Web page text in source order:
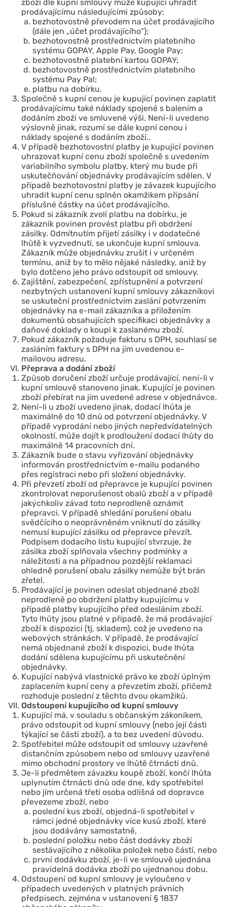
zboží dle kupní smlouvy může kupující uhradit
prodávajícímu následujícími způsoby:
bezhotovostně převodem na účet prodávajícího
(dále jen „účet prodávajícího“);
bezhotovostně prostřednictvím platebního
systému GOPAY, Apple Pay, Google Pay;
bezhotovostně platební kartou GOPAY;
bezhotovostně prostřednictvím platebního
systému Pay Pal;
platbu na dobírku.
Společně s kupní cenou je kupující povinen zaplatit
prodávajícímu také náklady spojené s balením a
dodáním zboží ve smluvené výši. Není-li uvedeno
výslovně jinak, rozumí se dále kupní cenou i
náklady spojené s dodáním zboží..
V případě bezhotovostní platby je kupující povinen
uhrazovat kupní cenu zboží společně s uvedením
variabilního symbolu platby, který mu bude při
uskutečňování objednávky prodávajícím sdělen. V
případě bezhotovostní platby je závazek kupujícího
uhradit kupní cenu splněn okamžikem připsání
příslušné částky na účet prodávajícího.
Pokud si zákazník zvolí platbu na dobírku, je
zákazník povinen provést platbu při obdržení
zásilky. Odmítnutím přijetí zásilky i v dodatečné
lhůtě k vyzvednutí, se ukončuje kupní smlouva.
Zákazník může objednávku zrušit i v určeném
termínu, aniž by to mělo nějaké následky, aniž by
bylo dotčeno jeho právo odstoupit od smlouvy.
Zajištění, zabezpečení, zpřístupnění a potvrzení
nezbytných ustanovení kupní smlouvy zákazníkovi
se uskuteční prostřednictvím zaslání potvrzením
objednávky na e-mail zákazníka a přiložením
dokumentů obsahujících specifikaci objednávky a
daňové doklady o koupi k zaslanému zboží.
Pokud zákazník požaduje fakturu s DPH, souhlasí se
zasláním faktury s DPH na jím uvedenou e-
mailovou adresu.
Přeprava a dodání zboží
Způsob doručení zboží určuje prodávající, není-li v
kupní smlouvě stanoveno jinak. Kupující je povinen
zboží přebírat na jím uvedené adrese v objednávce.
Není-li u zboží uvedeno jinak, dodací lhůta je
maximálně do 10 dnů od potvrzení objednávky. V
případě vyprodání nebo jiných nepředvídatelných
okolností, může dojít k prodloužení dodací lhůty do
maximálně 14 pracovních dní.
Zákazník bude o stavu vyřizování objednávky
informován prostřednictvím e-mailu podaného
přes registraci nebo při složení objednávky.
Při převzetí zboží od přepravce je kupující povinen
zkontrolovat neporušenost obalů zboží a v případě
jakýchkoliv závad toto neprodleně oznámit
přepravci. V případě shledání porušení obalu
svědčícího o neoprávněném vniknutí do zásilky
nemusí kupující zásilku od přepravce převzít.
Podpisem dodacího listu kupující stvrzuje, že
zásilka zboží splňovala všechny podmínky a
náležitosti a na případnou pozdější reklamaci
ohledně porušení obalu zásilky nemůže být brán
zřetel.
Prodávající je povinen odeslat objednané zboží
neprodleně po obdržení platby kupujícímu v
případě platby kupujícího před odesláním zboží.
Tyto lhůty jsou platné v případě, že má prodávající
zboží k dispozici (tj, skladem), což je uvedeno na
webových stránkách. V případě, že prodávající
nemá objednané zboží k dispozici, bude lhůta
dodání sdělena kupujícímu při uskutečnění
objednávky.
Kupující nabývá vlastnické právo ke zboží úplným
zaplacením kupní ceny a převzetím zboží, přičemž
rozhoduje poslední z těchto dvou okamžiků.
Odstoupení kupujícího od kupní smlouvy
Kupující má, v souladu s občanským zákoníkem,
právo odstoupit od kupní smlouvy (nebo její části
týkající se části zboží), a to bez uvedení důvodu.
Spotřebitel může odstoupit od smlouvy uzavřené
distančním způsobem nebo od smlouvy uzavřené
mimo obchodní prostory ve lhůtě čtrnácti dnů.
Je-li předmětem závazku koupě zboží, končí lhůta
uplynutím čtrnácti dnů ode dne, kdy spotřebitel
nebo jím určená třetí osoba odlišná od dopravce
převezeme zboží, nebo
poslední kus zboží, objedná-li spotřebitel v
rámci jedné objednávky více kusů zboží, které
jsou dodávány samostatně,
poslední položku nebo část dodávky zboží
sestávajícího z několika položek nebo částí, nebo
první dodávku zboží, je-li ve smlouvě ujednána
pravidelná dodávka zboží po ujednanou dobu.
Odstoupení od kupní smlouvy je vyloučeno v
případech uvedených v platných právních
předpisech, zejména v ustanovení § 1837